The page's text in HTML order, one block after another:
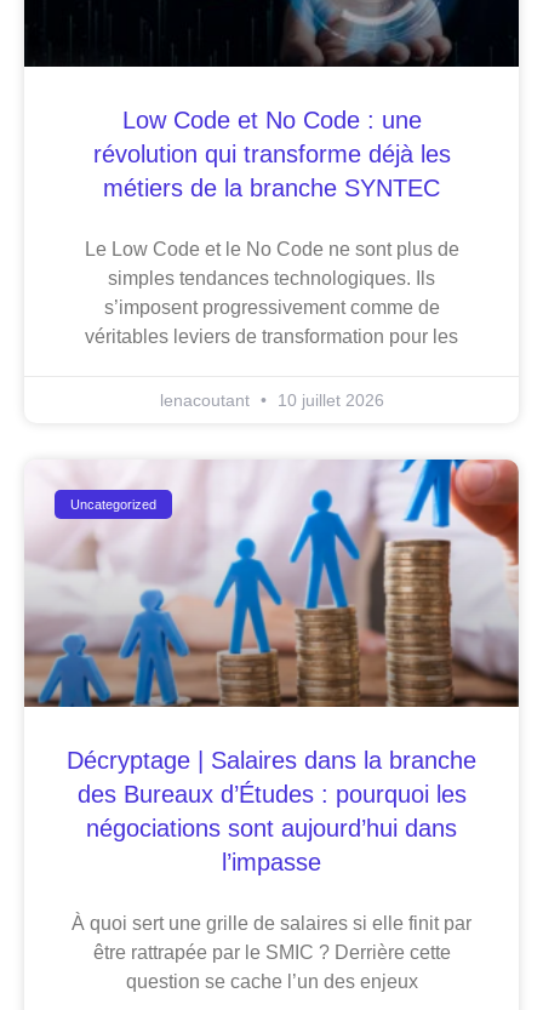
Low Code et No Code : une
révolution qui transforme déjà les
métiers de la branche SYNTEC
Le Low Code et le No Code ne sont plus de
simples tendances technologiques. Ils
s’imposent progressivement comme de
véritables leviers de transformation pour les
lenacoutant 10 juillet 2026
Uncategorized
Décryptage | Salaires dans la branche
des Bureaux d’Études : pourquoi les
négociations sont aujourd’hui dans
l’impasse
À quoi sert une grille de salaires si elle finit par
être rattrapée par le SMIC ? Derrière cette
question se cache l’un des enjeux